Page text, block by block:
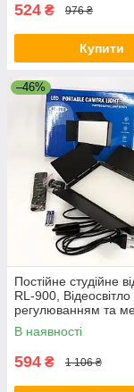
524 ₴ 976 ₴
Купити
–46%
Постійне студійне
RL-900, Відеосвітло
регулюванням та
адаптером VA-68
В наявності
594 ₴ 1 106 ₴